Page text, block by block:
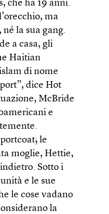
che ha 19 anni.
ma
la sua gang.
a casa, gli
Haitian
di nome
dice Hot
McBride
e
le
moglie, Hettie,
Sotto i
e le sue
le cose vadano
la